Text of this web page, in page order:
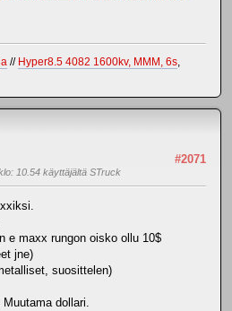
// Hyper8.5 4082 1600kv, MMM, 6s,
#2071
10.54 käyttäjältä STruck
e maxx rungon oisko ollu 10$
jne)
suosittelen)
dollari.